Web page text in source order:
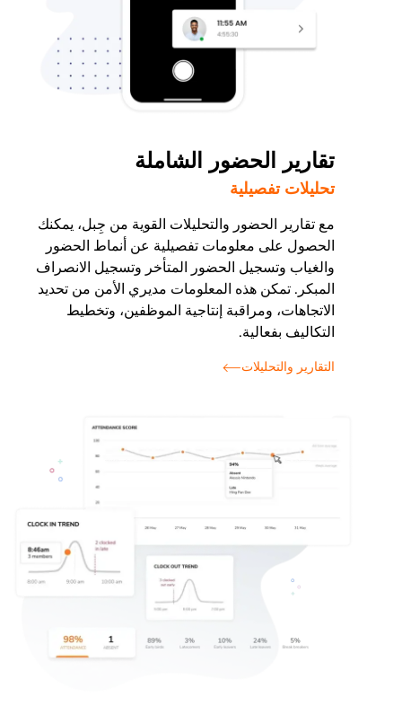
تقارير الحضور الشاملة
تحليلات تفصيلية
مع تقارير الحضور والتحليلات القوية من جِبل، يمكنك
الحصول على معلومات تفصيلية عن أنماط الحضور
والغياب وتسجيل الحضور المتأخر وتسجيل الانصراف
المبكر. تمكن هذه المعلومات مديري الأمن من تحديد
الاتجاهات، ومراقبة إنتاجية الموظفين، وتخطيط
التكاليف بفعالية.
التقارير والتحليلات